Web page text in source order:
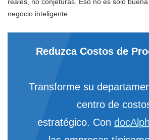
reales, no conjeturas. Eso no es solo
negocio inteligente.
Reduzca Costos de
Transforme su
centro de
estratégico. Con